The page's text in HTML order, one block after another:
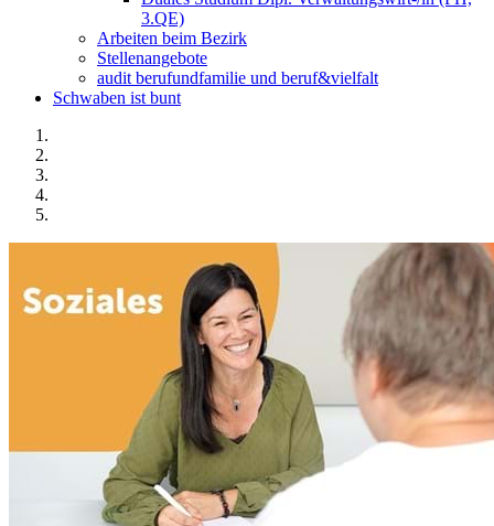
3.QE)
Arbeiten beim Bezirk
Stellenangebote
audit berufundfamilie und beruf&vielfalt
Schwaben ist bunt